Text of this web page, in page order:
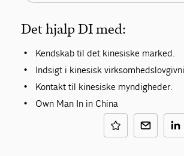
Det hjalp DI med:
Kendskab til det kinesiske marked.
Indsigt i kinesisk
Kontakt til kinesiske myndigheder.
Own Man In in China